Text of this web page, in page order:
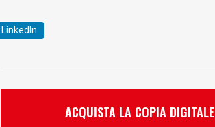
LinkedIn
ACQUISTA LA COPIA DIGITALE